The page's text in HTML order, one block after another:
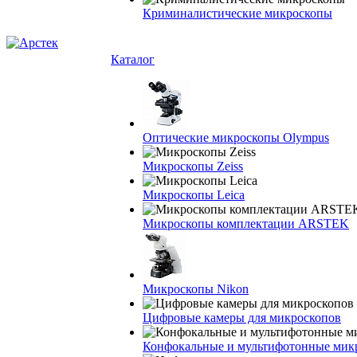
Криминалистические микроскопы
Каталог
Оптические микроскопы Olympus
Микроскопы Zeiss
Микроскопы Leica
Микроскопы комплектации ARSTEK
Микроскопы Nikon
Цифровые камеры для микроскопов
Конфокальные и мультифотонные